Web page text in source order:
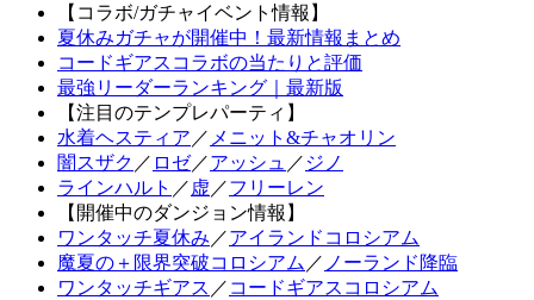
【コラボ/ガチャイベント情報】
夏休みガチャが開催中！最新情報まとめ
コードギアスコラボの当たりと評価
最強リーダーランキング｜最新版
【注目のテンプレパーティ】
水着ヘスティア ／ メニット&チャオリン
闇スザク ／ ロゼ／アッシュ ／ ジノ
ラインハルト ／ 虚 ／フリーレン
【開催中のダンジョン情報】
ワンタッチ夏休み ／アイランドコロシアム
魔夏の＋限界突破コロシアム ／ ノーランド降臨
ワンタッチギアス ／ コードギアスコロシアム